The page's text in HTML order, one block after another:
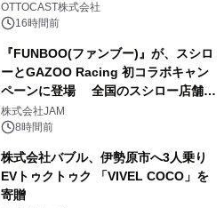
OTTOCAST株式会社
16時間前
『FUNBOO(ファンブー)』が、スシロ
ーとGAZOO Racing 初コラボキャン
ペーンに登場 全国のスシロー店舗で
GR 4車種の FUNBOO(ミニカー)付き
メニューが展開されます
株式会社JAM
8時間前
株式会社バブル、伊勢原市へ3人乗り
EVトゥクトゥク 「VIVEL COCO」を
寄贈